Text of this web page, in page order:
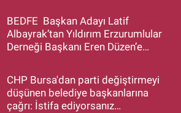
BEDFE Başkan Adayı Latif
Albayrak’tan Yıldırım Erzurumlular
Derneği Başkanı Eren Düzen’e
CHP Bursa'dan parti değiştirmeyi
düşünen belediye başkanlarına
çağrı: İstifa ediyorsanız